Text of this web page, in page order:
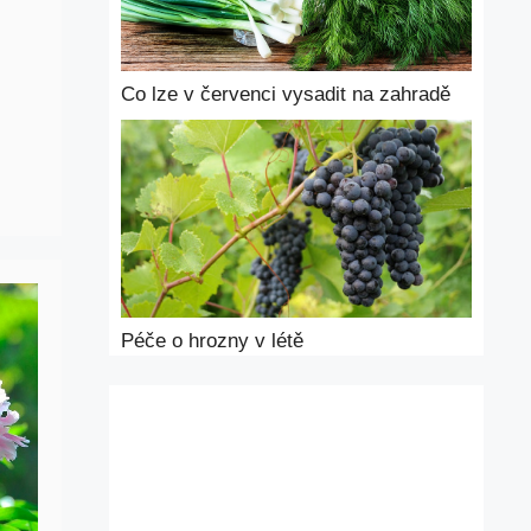
Co lze v červenci vysadit na zahradě
Péče o hrozny v létě